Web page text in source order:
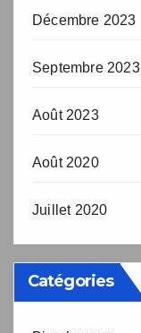
Décembre 2023
Septembre 2023
Août 2023
Août 2020
Juillet 2020
Catégories